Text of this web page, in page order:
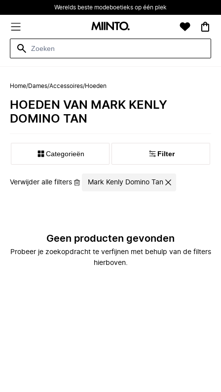
Werelds beste modeboetieks op één plek
Home/Dames/Accessoires/Hoeden
HOEDEN VAN MARK KENLY
DOMINO TAN
Categorieën Filter
Verwijder alle filters Mark Kenly Domino Tan
Geen producten gevonden
Probeer je zoekopdracht te verfijnen met behulp van de filters
hierboven.